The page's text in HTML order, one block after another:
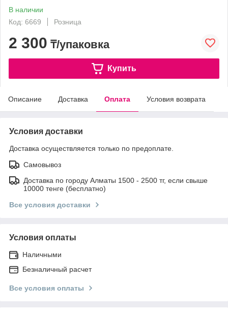
В наличии
Код: 6669
Розница
2 300 ₸/упаковка
Купить
Описание Доставка Оплата Условия возврата
Условия доставки
Доставка осуществляется только по предоплате.
Самовывоз
Доставка по городу Алматы 1500 - 2500 тг, если свыше
10000 тенге (бесплатно)
Все условия доставки
Условия оплаты
Наличными
Безналичный расчет
Все условия оплаты